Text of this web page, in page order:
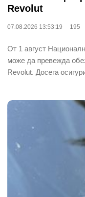
Revolut
07.08.2026 13:53:19 195
От 1 август
може да превежда
Revolut. Досега